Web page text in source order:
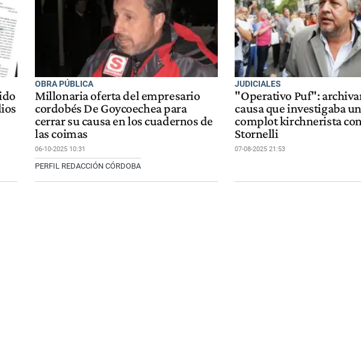
OBRA PÚBLICA
Millonaria oferta del empresario
cordobés De Goycoechea para
cerrar su causa en los cuadernos de
las coimas
06-10-2025 10:31
PERFIL REDACCIÓN CÓRDOBA
JUDICIALES
"Operativo Puf":
causa que investigaba
complot kirchnerista
Stornelli
07-08-2025 21:53